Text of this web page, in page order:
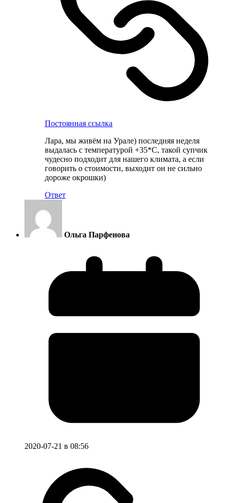
Постоянная ссылка
Лара, мы живём на Урале) последняя неделя
выдалась с температурой +35*С, такой супчик
чудесно подходит для нашего климата, а если
говорить о стоимости, выходит он не сильно
дороже окрошки)
Ответ
Ольга Парфенова
2020-07-21 в 08:56